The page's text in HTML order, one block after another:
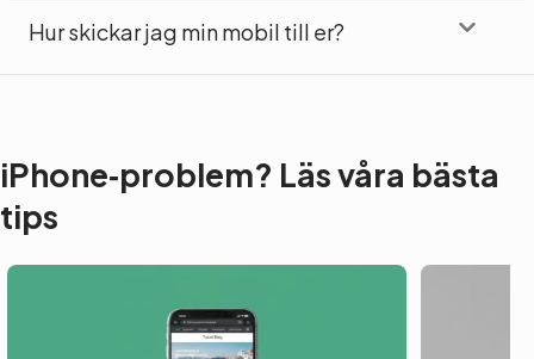
Hur skickar jag min mobil till er?
iPhone‑problem? Läs våra bästa
tips